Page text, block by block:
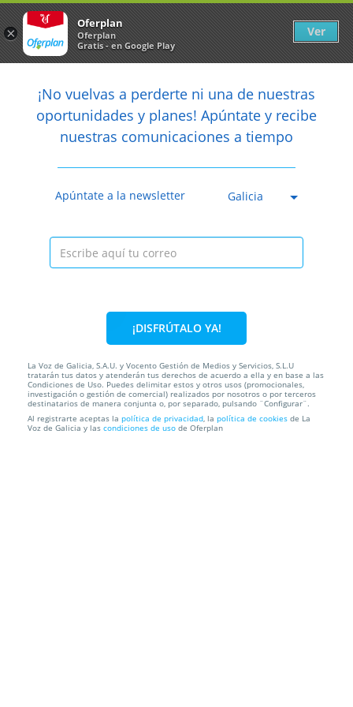

Caducada
67% 195€ 65€
Cambio de aceite+Filtro aceite+Revisión 30 puntos
de control...
Euromaster C/ Federico Tapia. A Coruña
arrow_back Newsletter
¡No vuelvas a perderte ni una de nuestras
oportunidades y planes! Apúntate y recibe
nuestras comunicaciones a tiempo
Apúntate a la newsletter Galicia
¡DISFRÚTALO YA!
La Voz de Galicia, S.A.U. y Vocento Gestión de Medios y Servicios, S.L.U
tratarán tus datos y atenderán tus derechos de acuerdo a ella y en base a las
Condiciones de Uso. Puedes delimitar estos y otros usos (promocionales,
investigación o gestión de comercial) realizados por nosotros o por terceros
destinatarios de manera conjunta o, por separado, pulsando ¨Configurar¨.
Al registrarte aceptas la política de privacidad, la política de cookies de La
Voz de Galicia y las condiciones de uso de Oferplan
×
Oferplan
Oferplan
Gratis - en Google Play
Ver